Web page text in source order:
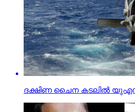
ദക്ഷിണ ചൈന കടലില്‍